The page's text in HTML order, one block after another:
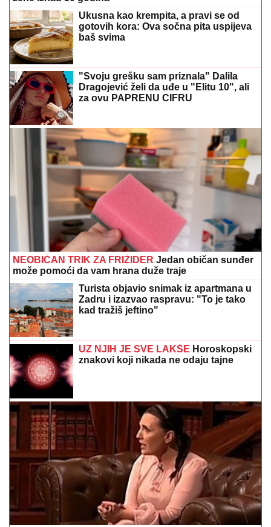
Ukusna kao krempita, a pravi se od
gotovih kora: Ova sočna pita uspijeva
baš svima
"Svoju grešku sam priznala" Dalila
Dragojević želi da uđe u "Elitu 10", ali
za ovu PAPRENU CIFRU
NEOBIČAN TRIK ZA FRIŽIDER Jedan običan sunđer
može pomoći da vam hrana duže traje
Turista objavio snimak iz apartmana u
Zadru i izazvao raspravu: "To je tako
kad tražiš jeftino"
UZ NJIH JE SVE LAKŠE Horoskopski
znakovi koji nikada ne odaju tajne